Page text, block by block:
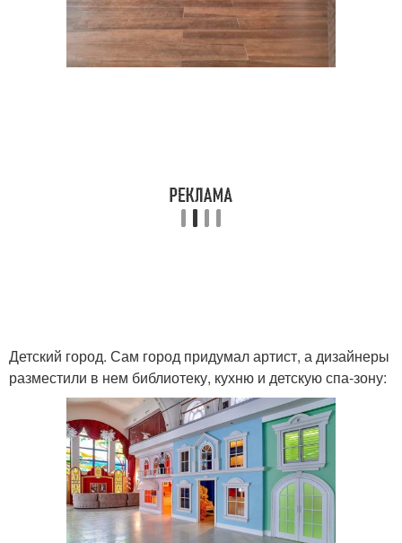
Детский город. Сам город придумал артист, а дизайнеры
разместили в нем библиотеку, кухню и детскую спа-зону: